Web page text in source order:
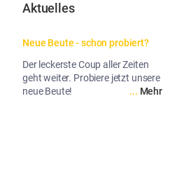
Aktuelles
Neue Beute - schon probiert?
Der leckerste Coup aller Zeiten
geht weiter. Probiere jetzt unsere
neue Beute!
... Mehr